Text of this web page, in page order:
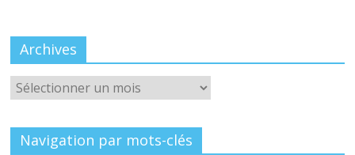
Archives
Archives
Navigation par mots-clés